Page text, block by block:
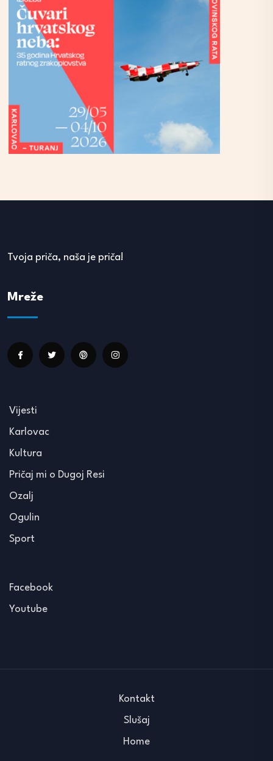
Tvoja priča, naša je priča!
Mreže
Vijesti
Karlovac
Kultura
Pričaj mi o Dugoj Resi
Ozalj
Ogulin
Sport
Facebook
Youtube
Kontakt
Slušaj
Home